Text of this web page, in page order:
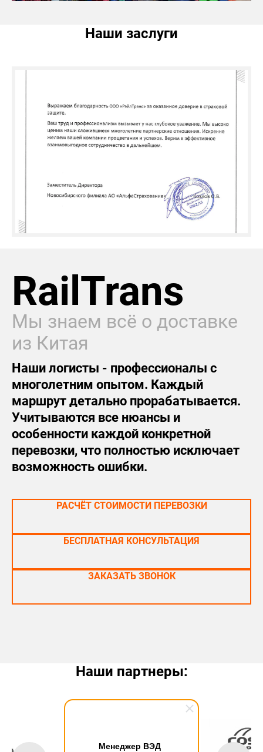
Менеджер ВЭД
Наши заслуги
RailTrans
Мы знаем всё о доставке
из Китая
Наши логисты - профессионалы с
многолетним опытом. Каждый
маршрут детально прорабатывается.
Учитываются все нюансы и
особенности каждой конкретной
перевозки, что полностью исключает
возможность ошибки.
РАСЧЁТ СТОИМОСТИ ПЕРЕВОЗКИ
БЕСПЛАТНАЯ КОНСУЛЬТАЦИЯ
ЗАКАЗАТЬ ЗВОНОК
Наши партнеры: